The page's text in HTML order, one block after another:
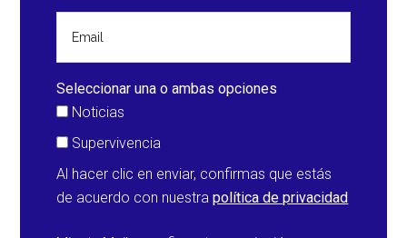
saber
al
Seleccionar una o ambas opciones
Noticias
Supervivencia
Al hacer clic en enviar, confirmas que estás
de acuerdo con nuestrapolítica de privacidad